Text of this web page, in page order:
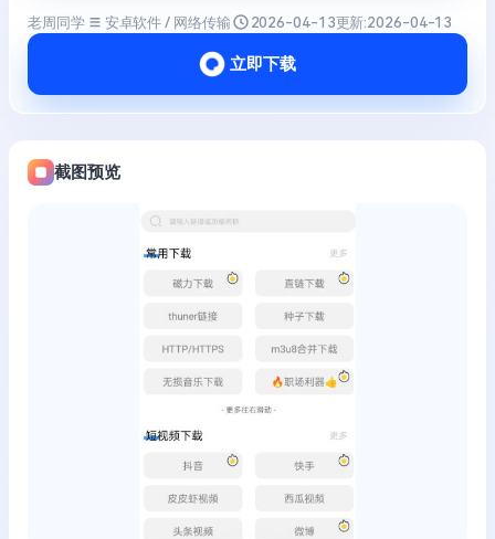
老周同学 安卓软件 / 网络传输 2026-04-13更新:2026-04-13
立即下载
截图预览